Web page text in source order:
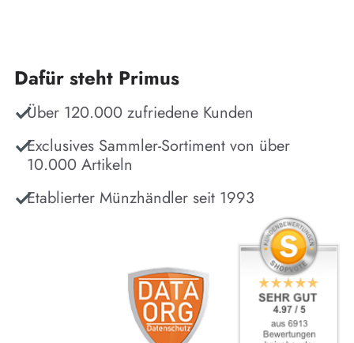
Dafür steht Primus
Über 120.000 zufriedene Kunden
Exclusives Sammler-Sortiment von über
10.000 Artikeln
Etablierter Münzhändler seit 1993